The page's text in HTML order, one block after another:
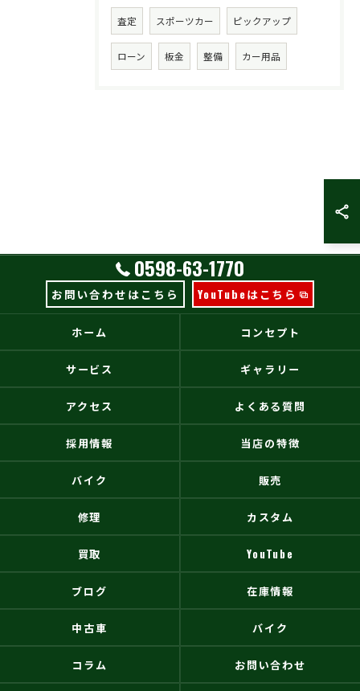
査定 スポーツカー ピックアップ
ローン 板金 整備 カー用品
0598-63-1770
お問い合わせはこちら YouTubeはこちら
ホーム コンセプト
サービス ギャラリー
アクセス よくある質問
採用情報 当店の特徴
バイク 販売
修理 カスタム
買取 YouTube
ブログ 在庫情報
中古車 バイク
コラム お問い合わせ